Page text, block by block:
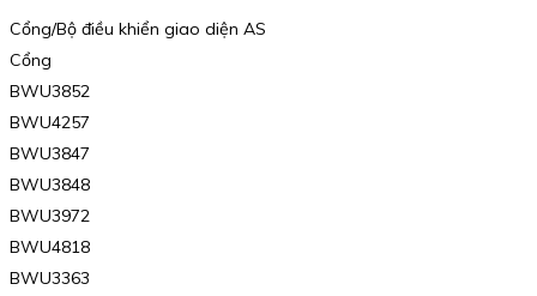
Cổng/Bộ điều khiển giao diện AS
Cổng
BWU3852
BWU4257
BWU3847
BWU3848
BWU3972
BWU4818
BWU3363